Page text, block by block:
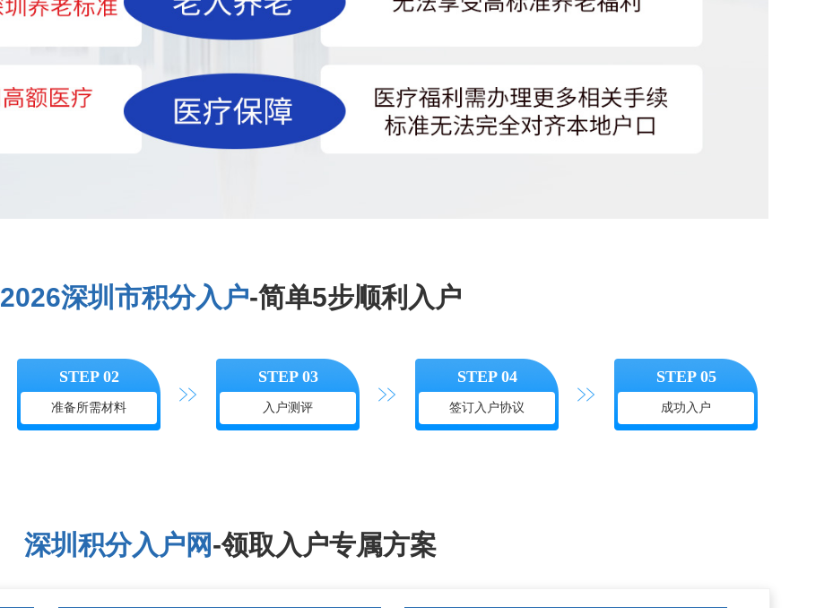
2026深圳市积分入户-简单5步顺利入户
STEP 02
准备所需材料
STEP 03
入户测评
STEP 04
签订入户协议
STEP 05
成功入户
深圳积分入户网-领取入户专属方案